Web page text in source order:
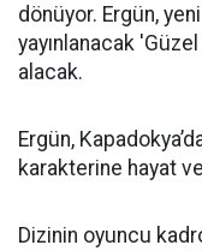
dönüyor. Ergün,
yayınlanacak
alacak.
Ergün,
karakterine hayat
Dizinin oyuncu